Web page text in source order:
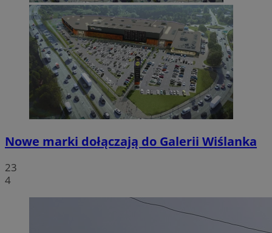
Nowe marki dołączają do Galerii Wiślanka
23
4